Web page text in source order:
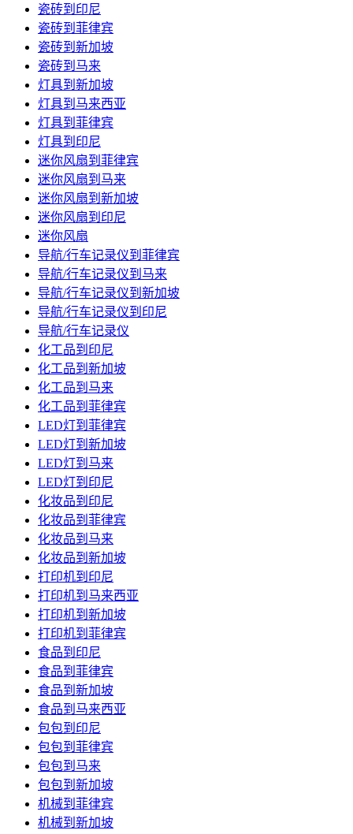
瓷砖到印尼
瓷砖到菲律宾
瓷砖到新加坡
瓷砖到马来
灯具到新加坡
灯具到马来西亚
灯具到菲律宾
灯具到印尼
迷你风扇到菲律宾
迷你风扇到马来
迷你风扇到新加坡
迷你风扇到印尼
迷你风扇
导航/行车记录仪到菲律宾
导航/行车记录仪到马来
导航/行车记录仪到新加坡
导航/行车记录仪到印尼
导航/行车记录仪
化工品到印尼
化工品到新加坡
化工品到马来
化工品到菲律宾
LED灯到菲律宾
LED灯到新加坡
LED灯到马来
LED灯到印尼
化妆品到印尼
化妆品到菲律宾
化妆品到马来
化妆品到新加坡
打印机到印尼
打印机到马来西亚
打印机到新加坡
打印机到菲律宾
食品到印尼
食品到菲律宾
食品到新加坡
食品到马来西亚
包包到印尼
包包到菲律宾
包包到马来
包包到新加坡
机械到菲律宾
机械到新加坡